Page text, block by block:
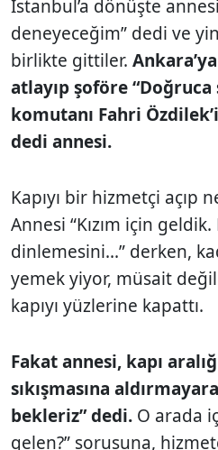
İstanbul’a dönüşte
deneyeceğim” dedi ve
birlikte gittiler.
atlayıp şoföre “Doğruca
komutanı Fahri
dedi annesi.
Kapıyı bir hizmetçi açıp
Annesi “Kızım için geldik.
dinlemesini...” derken,
yemek yiyor, müsait
kapıyı yüzlerine kapattı.
Fakat annesi, kapı
sıkışmasına
bekleriz” dedi. O arada
gelen?” sorusuna,